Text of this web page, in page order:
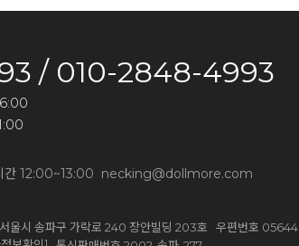
/ 010-2848-4993
간 12:00~13:00 necking@dollmore.com
울시 송파구 가락로 240 장안빌딩 203호 우편번호 05644